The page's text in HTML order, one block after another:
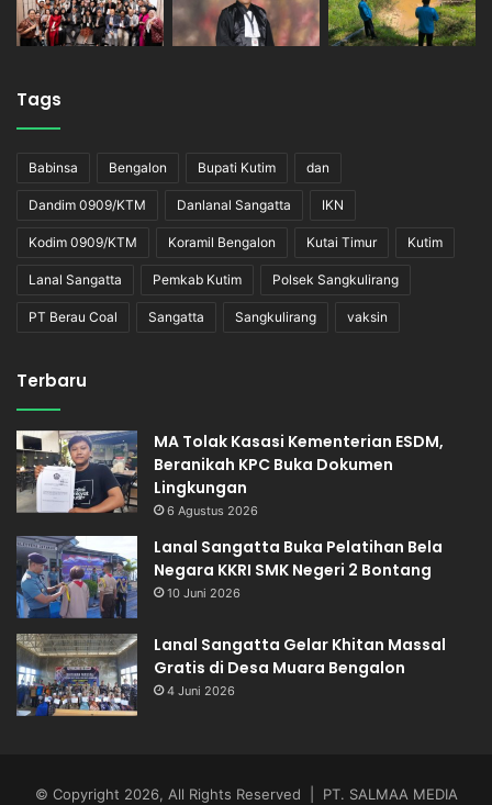
Tags
Babinsa Bengalon Bupati Kutim dan
Dandim 0909/KTM Danlanal Sangatta IKN
Kodim 0909/KTM Koramil Bengalon Kutai Timur Kutim
Lanal Sangatta Pemkab Kutim Polsek Sangkulirang
PT Berau Coal Sangatta Sangkulirang vaksin
Terbaru
MA Tolak Kasasi Kementerian ESDM,
Beranikah KPC Buka Dokumen
Lingkungan
6 Agustus 2026
Lanal Sangatta Buka Pelatihan Bela
Negara KKRI SMK Negeri 2 Bontang
10 Juni 2026
Lanal Sangatta Gelar Khitan Massal
Gratis di Desa Muara Bengalon
4 Juni 2026
© Copyright 2026, All Rights Reserved | PT. SALMAA MEDIA